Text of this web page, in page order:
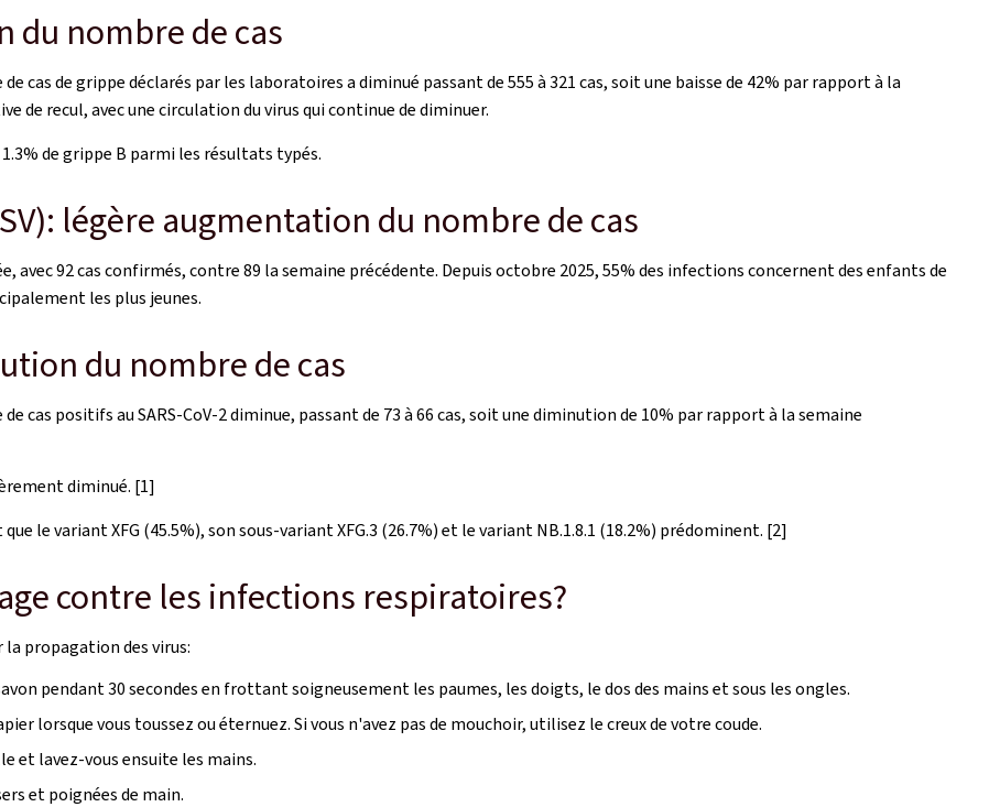
du nombre de cas
cas de grippe déclarés par les laboratoires a diminué passant de 555 à 321 cas, soit une baisse de 42% par rapport à la
de recul, avec une circulation du virus qui continue de diminuer.
de grippe B parmi les résultats typés.
légère augmentation du nombre de cas
avec 92 cas confirmés, contre 89 la semaine précédente. Depuis octobre 2025, 55% des infections concernent des enfants de
les plus jeunes.
du nombre de cas
cas positifs au SARS-CoV-2 diminue, passant de 73 à 66 cas, soit une diminution de 10% par rapport à la semaine
diminué. [1]
le variant XFG (45.5%), son sous-variant XFG.3 (26.7%) et le variant NB.1.8.1 (18.2%) prédominent. [2]
contre les infections respiratoires?
propagation des virus:
pendant 30 secondes en frottant soigneusement les paumes, les doigts, le dos des mains et sous les ongles.
lorsque vous toussez ou éternuez. Si vous n'avez pas de mouchoir, utilisez le creux de votre coude.
et lavez-vous ensuite les mains.
et poignées de main.